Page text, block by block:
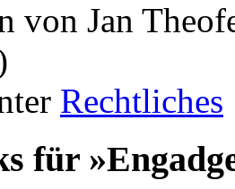
von Jan
Rechtliches
für